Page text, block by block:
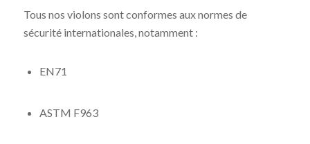
Tous nos violons sont conformes aux normes de
sécurité internationales, notamment :
EN71
ASTM F963